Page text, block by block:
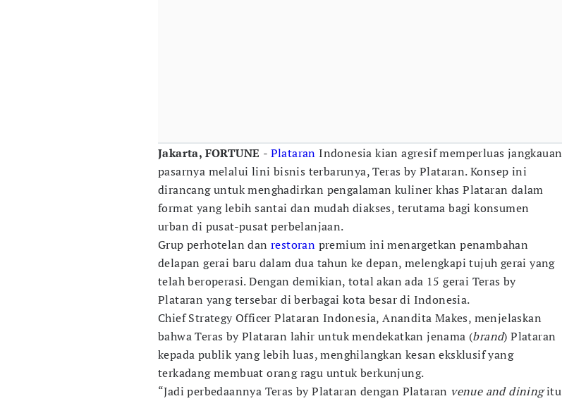
Jakarta, FORTUNE - Plataran Indonesia kian agresif memperluas jangkauan
pasarnya melalui lini bisnis terbarunya, Teras by Plataran. Konsep ini
dirancang untuk menghadirkan pengalaman kuliner khas Plataran dalam
format yang lebih santai dan mudah diakses, terutama bagi konsumen
urban di pusat-pusat perbelanjaan.
Grup perhotelan dan restoran premium ini menargetkan penambahan
delapan gerai baru dalam dua tahun ke depan, melengkapi tujuh gerai yang
telah beroperasi. Dengan demikian, total akan ada 15 gerai Teras by
Plataran yang tersebar di berbagai kota besar di Indonesia.
Chief Strategy Officer Plataran Indonesia, Anandita Makes, menjelaskan
bahwa Teras by Plataran lahir untuk mendekatkan jenama (brand) Plataran
kepada publik yang lebih luas, menghilangkan kesan eksklusif yang
terkadang membuat orang ragu untuk berkunjung.
“Jadi perbedaannya Teras by Plataran dengan Plataran venue and diningitu